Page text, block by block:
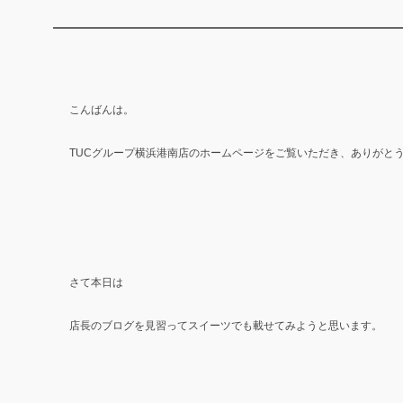
こんばんは。
TUCグループ横浜港南店のホームページをご覧いただき、ありがとう
さて本日は
店長のブログを見習ってスイーツでも載せてみようと思います。